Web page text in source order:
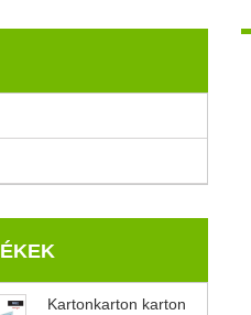
Kartonkarton karton